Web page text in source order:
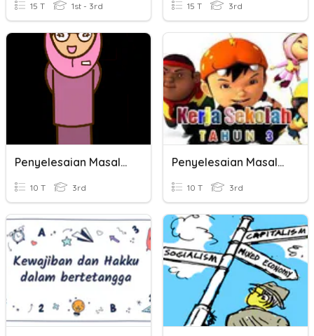
15 T 1st - 3rd 15 T 3rd
Penyelesaian Masalah (Darab Dan Bahagi)
10 T 3rd
Penyelesaian Masalah (Tambah Dan Tolak)
10 T 3rd